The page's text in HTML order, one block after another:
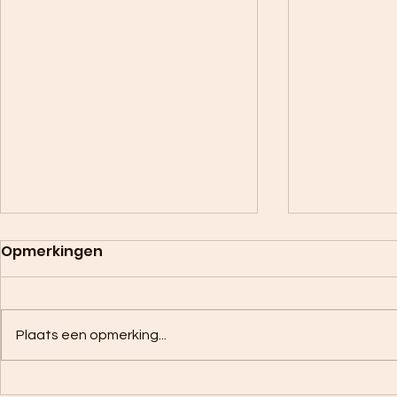
Opmerkingen
Plaats een opmerking...